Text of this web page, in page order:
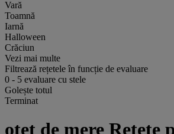
Vară
Toamnă
Iarnă
Halloween
Crăciun
Vezi mai multe
Filtrează rețetele în funcție de evaluare
0 - 5 evaluare cu stele
Golește totul
Terminat
oţet de mere Reţete